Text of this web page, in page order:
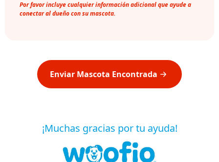
Por favor incluye cualquier información adicional que ayude a
conectar al dueño con su mascota.
Enviar Mascota Encontrada
¡Muchas gracias por tu ayuda!